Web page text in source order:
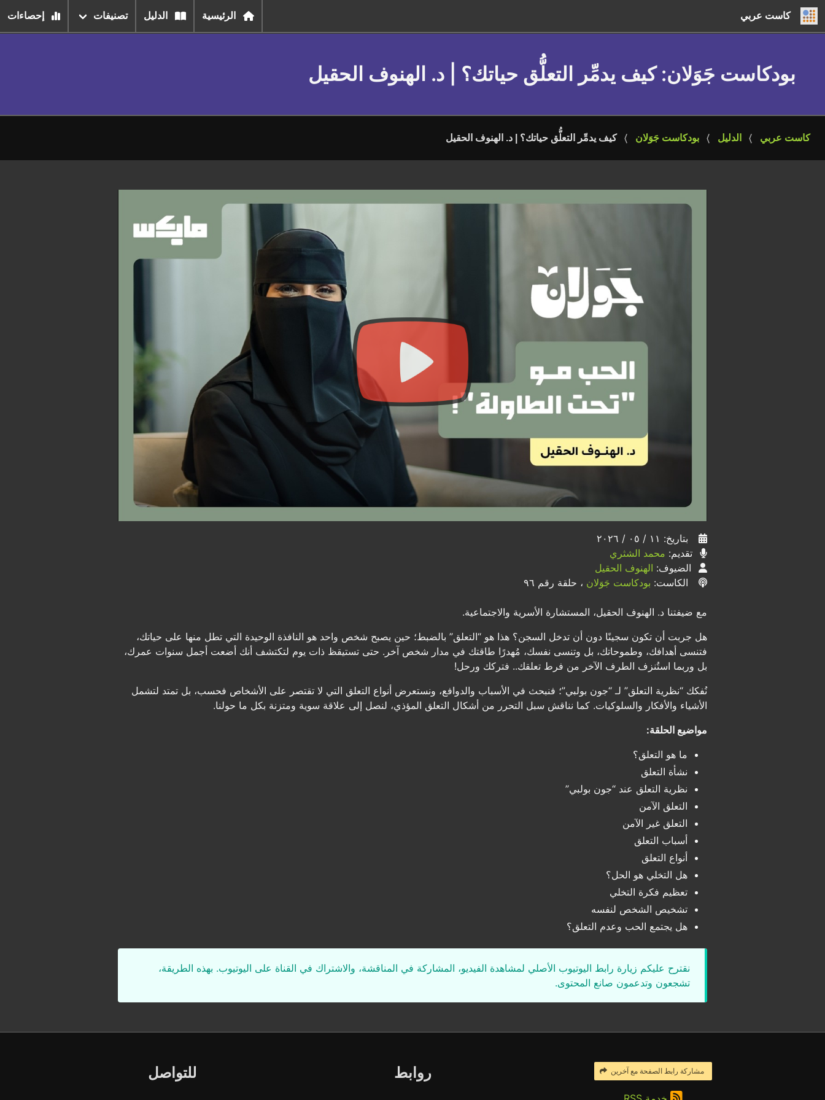
كاست عربي الرئيسية الدليل تصنيفات إحصاءات
بودكاست جَوَلان: كيف يدمِّر التعلُّق حياتك؟ | د. الهنوف الحقيل
كاست عربي الدليل بودكاست جَوَلان كيف يدمِّر التعلُّق حياتك؟ | د. الهنوف الحقيل
بتاريخ: ١١ / ٠٥ / ٢٠٢٦
تقديم: محمد الشثري
الضيوف: الهنوف الحقيل
الكاست: بودكاست جَوَلان ، حلقة رقم ٩٦
مع ضيفتنا د. الهنوف الحقيل، المستشارة الأسرية والاجتماعية.
هل جربت أن تكون سجينًا دون أن تدخل السجن؟ هذا هو “التعلق” بالضبط؛ حين يصبح شخص واحد هو النافذة الوحيدة التي تطل منها على حياتك،
فتنسى أهدافك، وطموحاتك، بل وتنسى نفسك، مُهدرًا طاقتك في مدار شخص آخر. حتى تستيقظ ذات يوم لتكتشف أنك أضعت أجمل سنوات عمرك،
بل وربما استُنزف الطرف الآخر من فرط تعلقك.. فتركك ورحل!
نُفكك “نظرية التعلق” لـ “جون بولبي”؛ فنبحث في الأسباب والدوافع، ونستعرض أنواع التعلق التي لا تقتصر على الأشخاص فحسب، بل تمتد لتشمل
الأشياء والأفكار والسلوكيات. كما نناقش سبل التحرر من أشكال التعلق المؤذي، لنصل إلى علاقة سوية ومتزنة بكل ما حولنا.
مواضيع الحلقة:
ما هو التعلق؟
نشأة التعلق
نظرية التعلق عند “جون بولبي”
التعلق الآمن
التعلق غير الآمن
أسباب التعلق
أنواع التعلق
هل التخلي هو الحل؟
تعظيم فكرة التخلي
تشخيص الشخص لنفسه
هل يجتمع الحب وعدم التعلق؟
نقترح عليكم زيارة رابط اليوتيوب الأصلي لمشاهدة الفيديو، المشاركة في المناقشة، والاشتراك في القناة على اليوتيوب. بهذه الطريقة،
تشجعون وتدعمون صانع المحتوى.
مشاركة رابط الصفحة مع آخرين روابط للتواصل